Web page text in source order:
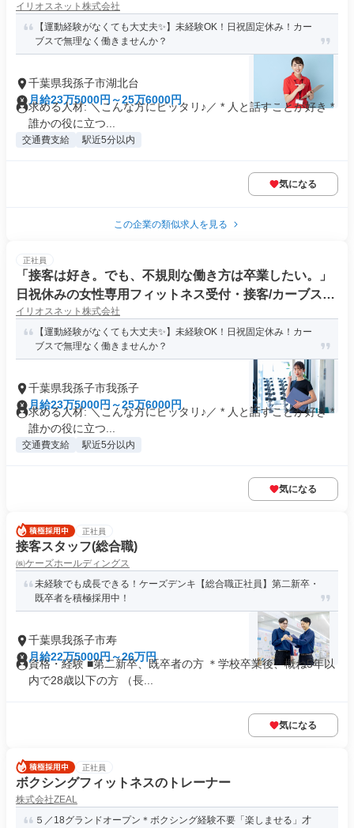
北台店/3859465
イリオスネット株式会社
【運動経験がなくても大丈夫✨】未経験OK！日祝固定休み！カー
ブスで無理なく働きませんか？
千葉県我孫子市湖北台
月給23万5000円～25万6000円
求める人材: ＼こんな方にピッタリ♪／ * 人と話すことが好き *
誰かの役に立つ...
交通費支給 駅近5分以内
気になる
この企業の類似求人を見る
正社員
「接客は好き。でも、不規則な働き方は卒業したい。」
日祝休みの女性専用フィットネス受付・接客/カーブスあ
びこショッピングプラザ/3858270
イリオスネット株式会社
【運動経験がなくても大丈夫✨】未経験OK！日祝固定休み！カー
ブスで無理なく働きませんか？
千葉県我孫子市我孫子
月給23万5000円～25万6000円
求める人材: ＼こんな方にピッタリ♪／ * 人と話すことが好き *
誰かの役に立つ...
交通費支給 駅近5分以内
気になる
正社員
接客スタッフ(総合職)
㈱ケーズホールディングス
未経験でも成長できる！ケーズデンキ【総合職正社員】第二新卒・
既卒者を積極採用中！
千葉県我孫子市寿
月給22万5000円～26万円
資格・経験 ■第二新卒、既卒者の方 ＊学校卒業後、概ね5年以
内で28歳以下の方 （長...
気になる
正社員
ボクシングフィットネスのトレーナー
株式会社ZEAL
５／18グランドオープン＊ボクシング経験不要「楽しませる」才